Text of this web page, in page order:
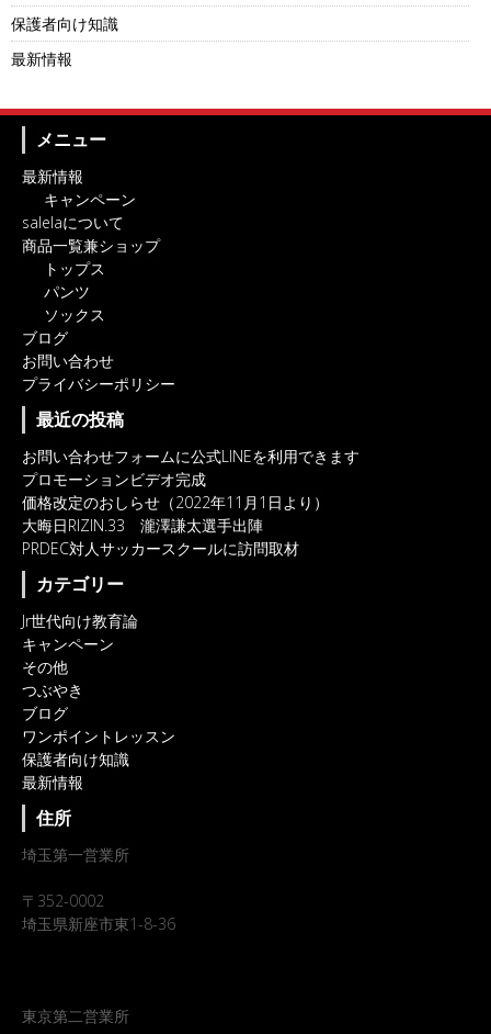
保護者向け知識
最新情報
メニュー
最新情報
キャンペーン
salelaについて
商品一覧兼ショップ
トップス
パンツ
ソックス
ブログ
お問い合わせ
プライバシーポリシー
最近の投稿
お問い合わせフォームに公式LINEを利用できます
プロモーションビデオ完成
価格改定のおしらせ（2022年11月1日より）
大晦日RIZIN.33 瀧澤謙太選手出陣
PRDEC対人サッカースクールに訪問取材
カテゴリー
Jr世代向け教育論
キャンペーン
その他
つぶやき
ブログ
ワンポイントレッスン
保護者向け知識
最新情報
住所
埼玉第一営業所
〒352-0002
埼玉県新座市東1-8-36
東京第二営業所